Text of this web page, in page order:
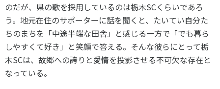
のだが、県の歌を採用しているのは栃木SCくらいであろ
う。地元在住のサポーターに話を聞くと、たいてい自分た
ちのまちを「中途半端な田舎」と感じる一方で「でも暮ら
しやすくて好き」と笑顔で答える。そんな彼らにとって栃
木SCは、故郷への誇りと愛情を投影させる不可欠な存在と
なっている。